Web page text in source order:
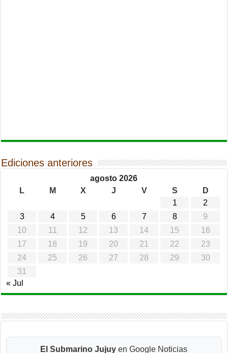
Ediciones anteriores
agosto 2026
L
M X J V S
D
1
2
3
4 5 6 7 8
9
10
11 12 13 14 15
16
17
18 19 20 21 22
23
24
25 26 27 28 29
30
31
« Jul
El Submarino Jujuy en Google Noticias